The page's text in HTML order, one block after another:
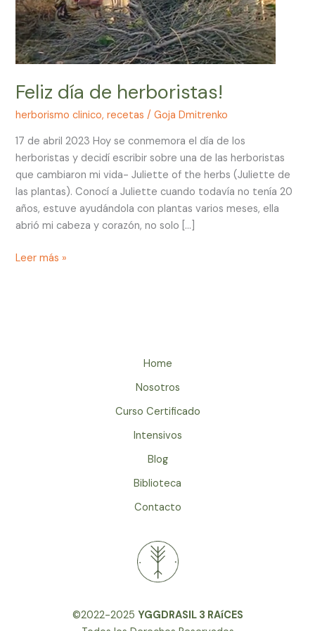
Feliz día de herboristas!
herborismo clinico,recetas /Goja Dmitrenko
17 de abril 2023 Hoy se conmemora el día de los
herboristas y decidí escribir sobre una de las herboristas
que cambiaron mi vida- Juliette of the herbs (Juliette de
las plantas). Conocí a Juliette cuando todavía no tenía 20
años, estuve ayudándola con plantas varios meses, ella
abrió mi cabeza y corazón, no solo […]
Leer más »
Home
Nosotros
Curso Certificado
Intensivos
Blog
Biblioteca
Contacto
©2022-2025 YGGDRASIL 3 RAíCES